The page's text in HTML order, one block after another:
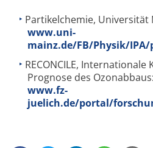
Partikelchemie, Universität
www.uni-
mainz.de/FB/Physik/
RECONCILE, Internationale
Prognose des Ozonabbaus:
www.fz-
juelich.de/portal/